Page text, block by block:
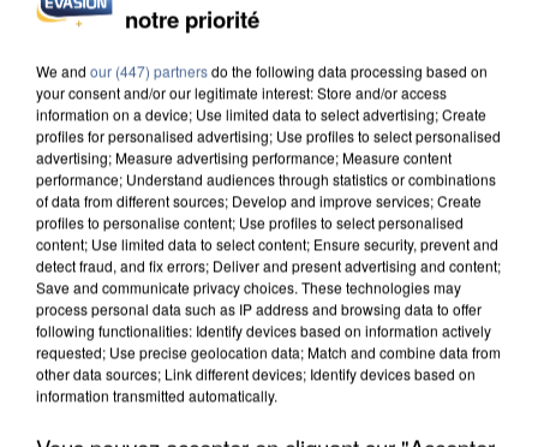
APRÈS TOUTES CES CANICULES, LES REFUGES
notre priorité
We and our (447) partnersdo the following data processing based on
your consent and/or our legitimate interest: Store and/or access
information on a device; Use limited data to select advertising; Create
profiles for personalised advertising; Use profiles to select personalised
advertising; Measure advertising performance; Measure content
performance; Understand audiences through statistics or combinations
of data from different sources; Develop and improve services; Create
profiles to personalise content; Use profiles to select personalised
content; Use limited data to select content; Ensure security, prevent and
detect fraud, and fix errors; Deliver and present advertising and content;
Save and communicate privacy choices. These technologies may
process personal data such as IP address and browsing data to offer
following functionalities: Identify devices based on information actively
requested; Use precise geolocation data; Match and combine data from
other data sources; Link different devices; Identify devices based on
information transmitted automatically.